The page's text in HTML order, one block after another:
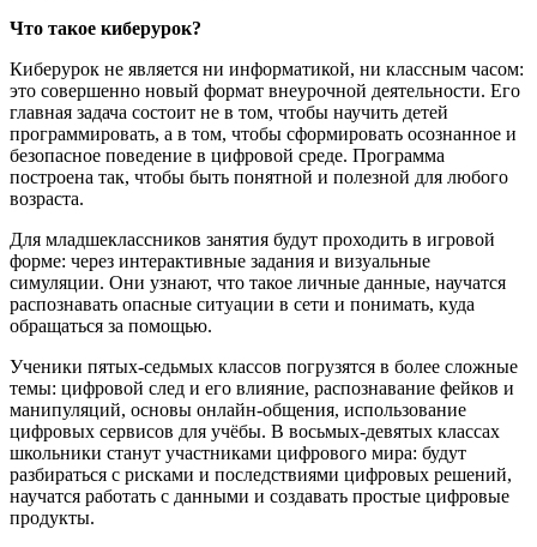
Что такое киберурок?
Киберурок не является ни информатикой, ни классным часом:
это совершенно новый формат внеурочной деятельности. Его
главная задача состоит не в том, чтобы научить детей
программировать, а в том, чтобы сформировать осознанное и
безопасное поведение в цифровой среде. Программа
построена так, чтобы быть понятной и полезной для любого
возраста.
Для младшеклассников занятия будут проходить в игровой
форме: через интерактивные задания и визуальные
симуляции. Они узнают, что такое личные данные, научатся
распознавать опасные ситуации в сети и понимать, куда
обращаться за помощью.
Ученики пятых-седьмых классов погрузятся в более сложные
темы: цифровой след и его влияние, распознавание фейков и
манипуляций, основы онлайн-общения, использование
цифровых сервисов для учёбы. В восьмых-девятых классах
школьники станут участниками цифрового мира: будут
разбираться с рисками и последствиями цифровых решений,
научатся работать с данными и создавать простые цифровые
продукты.